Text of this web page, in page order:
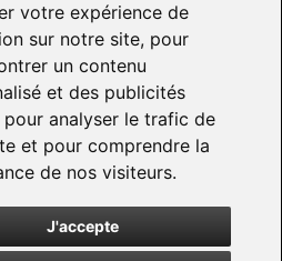
votre expérience de
sur notre site, pour
un contenu
et des publicités
pour analyser le trafic de
et pour comprendre la
de nos visiteurs.
J'accepte
: 9h-13h & 14h-18h